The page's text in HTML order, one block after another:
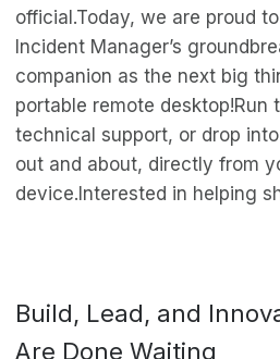
official.Today, we are proud
Incident Manager’s
companion as the next big
portable remote desktop!Run
technical support, or drop
out and about, directly from
device.Interested in helping
Build, Lead, and
Are Done Waiting